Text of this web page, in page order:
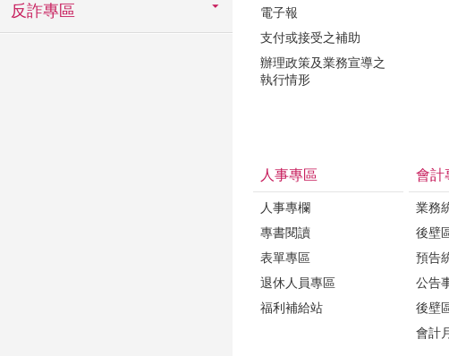
反詐專區
電子報
支付或接受之補助
辦理政策及業務宣導之
執行情形
人事專區
人事專欄
專書閱讀
表單專區
退休人員專區
福利補給站
會計
業務
後壁
預告
公告
後壁
會計